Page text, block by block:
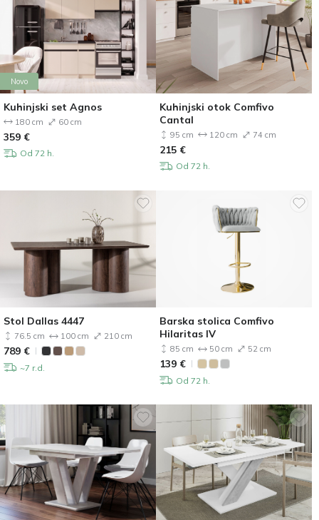
Novo
Kuhinjski set Agnos
180 cm 60 cm
359 €
Od 72 h.
Kuhinjski otok Comfivo
Cantal
95 cm 120 cm 74 cm
215 €
Od 72 h.
Stol Dallas 4447
76.5 cm 100 cm 210 cm
789 €
~7 r.d.
Barska stolica Comfivo
Hilaritas IV
85 cm 50 cm 52 cm
139 €
Od 72 h.